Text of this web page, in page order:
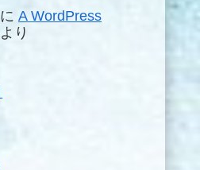
に A WordPress
より